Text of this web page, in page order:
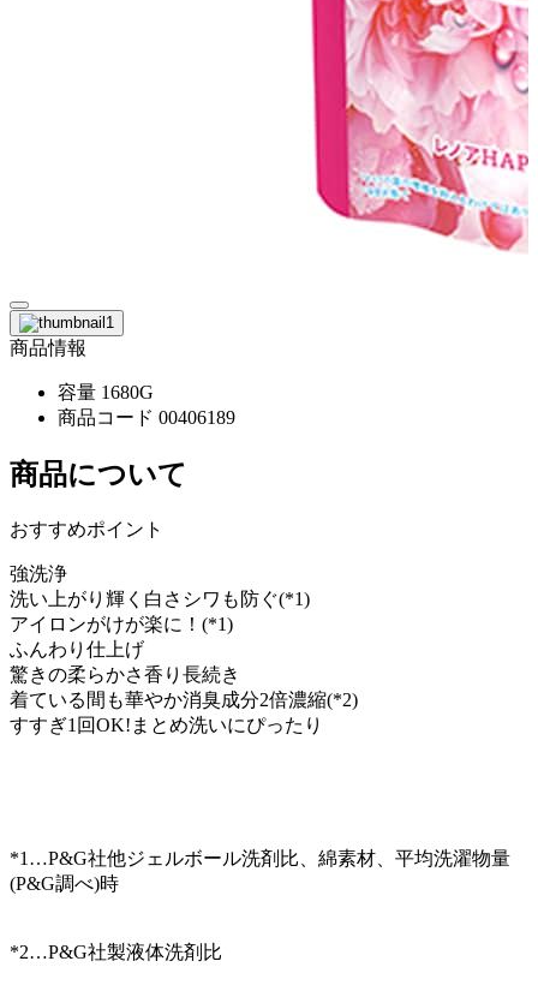
商品情報
容量 1680G
商品コード 00406189
商品について
おすすめポイント
強洗浄
洗い上がり輝く白さシワも防ぐ(*1)
アイロンがけが楽に！(*1)
ふんわり仕上げ
驚きの柔らかさ香り長続き
着ている間も華やか消臭成分2倍濃縮(*2)
すすぎ1回OK!まとめ洗いにぴったり
*1…P&G社他ジェルボール洗剤比、綿素材、平均洗濯物量
(P&G調べ)時
*2…P&G社製液体洗剤比